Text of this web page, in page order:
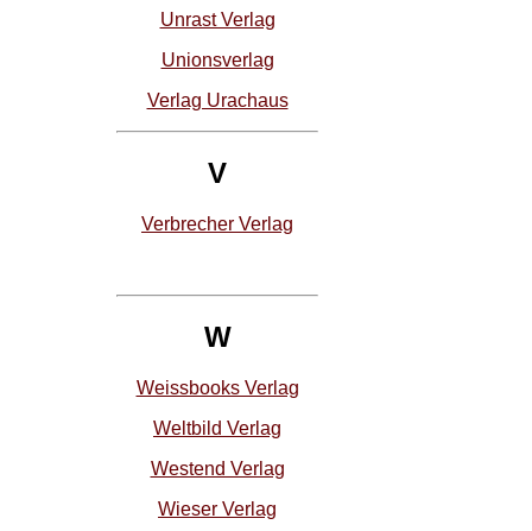
Unrast Verlag
Unionsverlag
Verlag Urachaus
V
Verbrecher Verlag
W
Weissbooks Verlag
Weltbild Verlag
Westend Verlag
Wieser Verlag